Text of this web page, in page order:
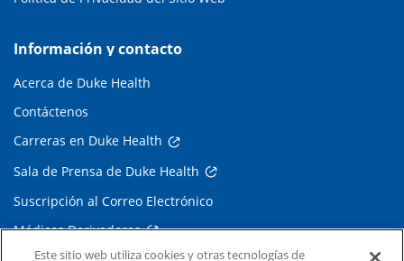
Información y contacto
Acerca de Duke Health
Contáctenos
Carreras en Duke Health
Sala de Prensa de Duke Health
Suscripción al Correo Electrónico
Médicos Derivadores
Este sitio web utiliza cookies y otras tecnologías de